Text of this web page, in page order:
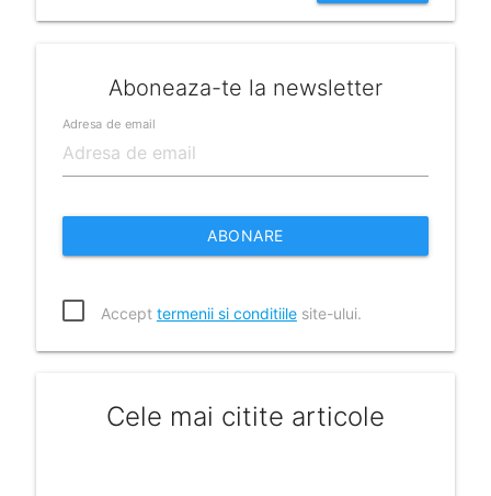
Aboneaza-te la newsletter
Adresa de email
ABONARE
Accept termenii si conditiilesite-ului.
Cele mai citite articole